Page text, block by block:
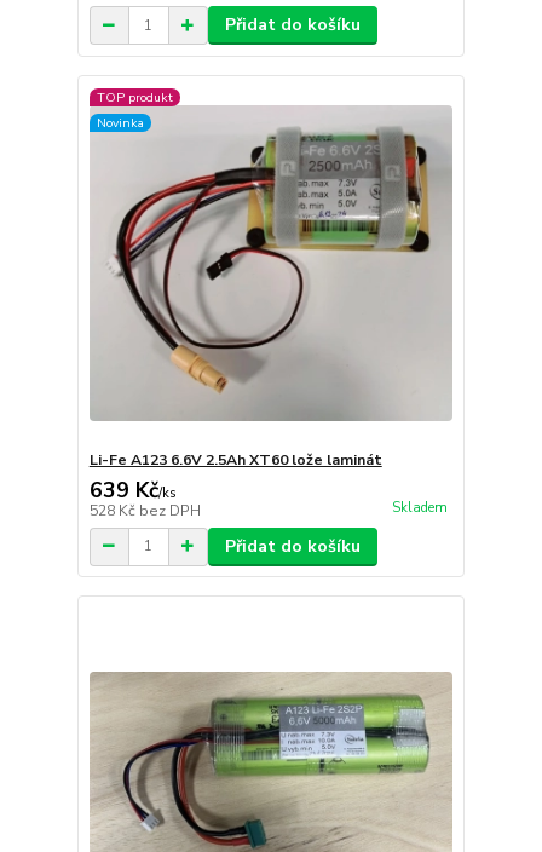
Přidat do košíku
TOP produkt
Novinka
Li-Fe A123 6.6V 2.5Ah XT60 lože laminát
639 Kč/ks
528 Kč bez DPH Skladem
Přidat do košíku